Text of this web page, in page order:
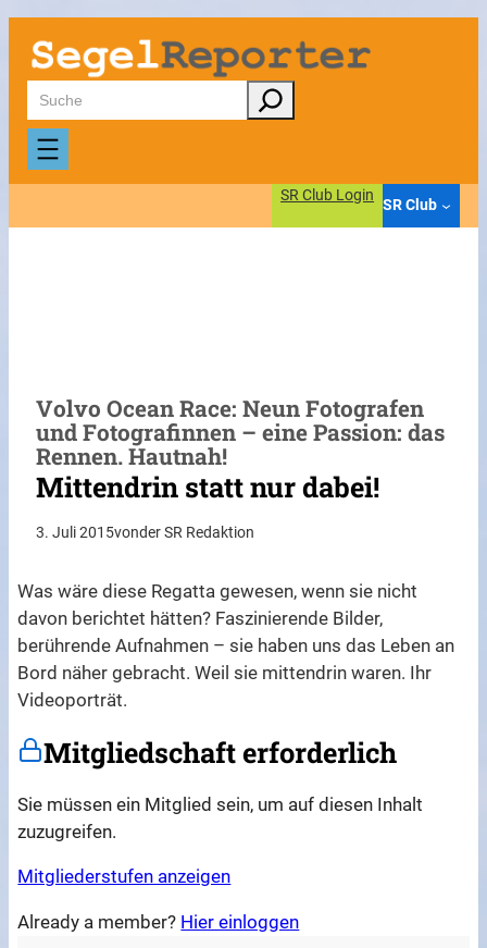
Zum
Inhalt
springen
Suchen
SR Club Login
SR Club
Volvo Ocean Race: Neun Fotografen
und Fotografinnen – eine Passion: das
Rennen. Hautnah!
Mittendrin statt nur dabei!
3. Juli 2015vonder SR Redaktion
Was wäre diese Regatta gewesen, wenn sie nicht
davon berichtet hätten? Faszinierende Bilder,
berührende Aufnahmen – sie haben uns das Leben an
Bord näher gebracht. Weil sie mittendrin waren. Ihr
Videoporträt.
Mitgliedschaft erforderlich
Sie müssen ein Mitglied sein, um auf diesen Inhalt
zuzugreifen.
Mitgliederstufen anzeigen
Already a member? Hier einloggen